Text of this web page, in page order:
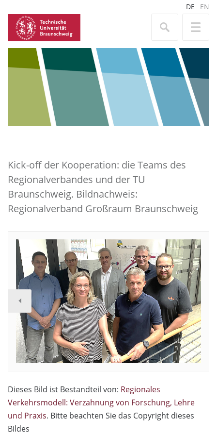
DE EN
Kick-off der Kooperation: die Teams des
Regionalverbandes und der TU
Braunschweig. Bildnachweis:
Regionalverband Großraum Braunschweig
Dieses Bild ist Bestandteil von: Regionales
Verkehrsmodell: Verzahnung von Forschung, Lehre
und Praxis. Bitte beachten Sie das Copyright dieses
Bildes